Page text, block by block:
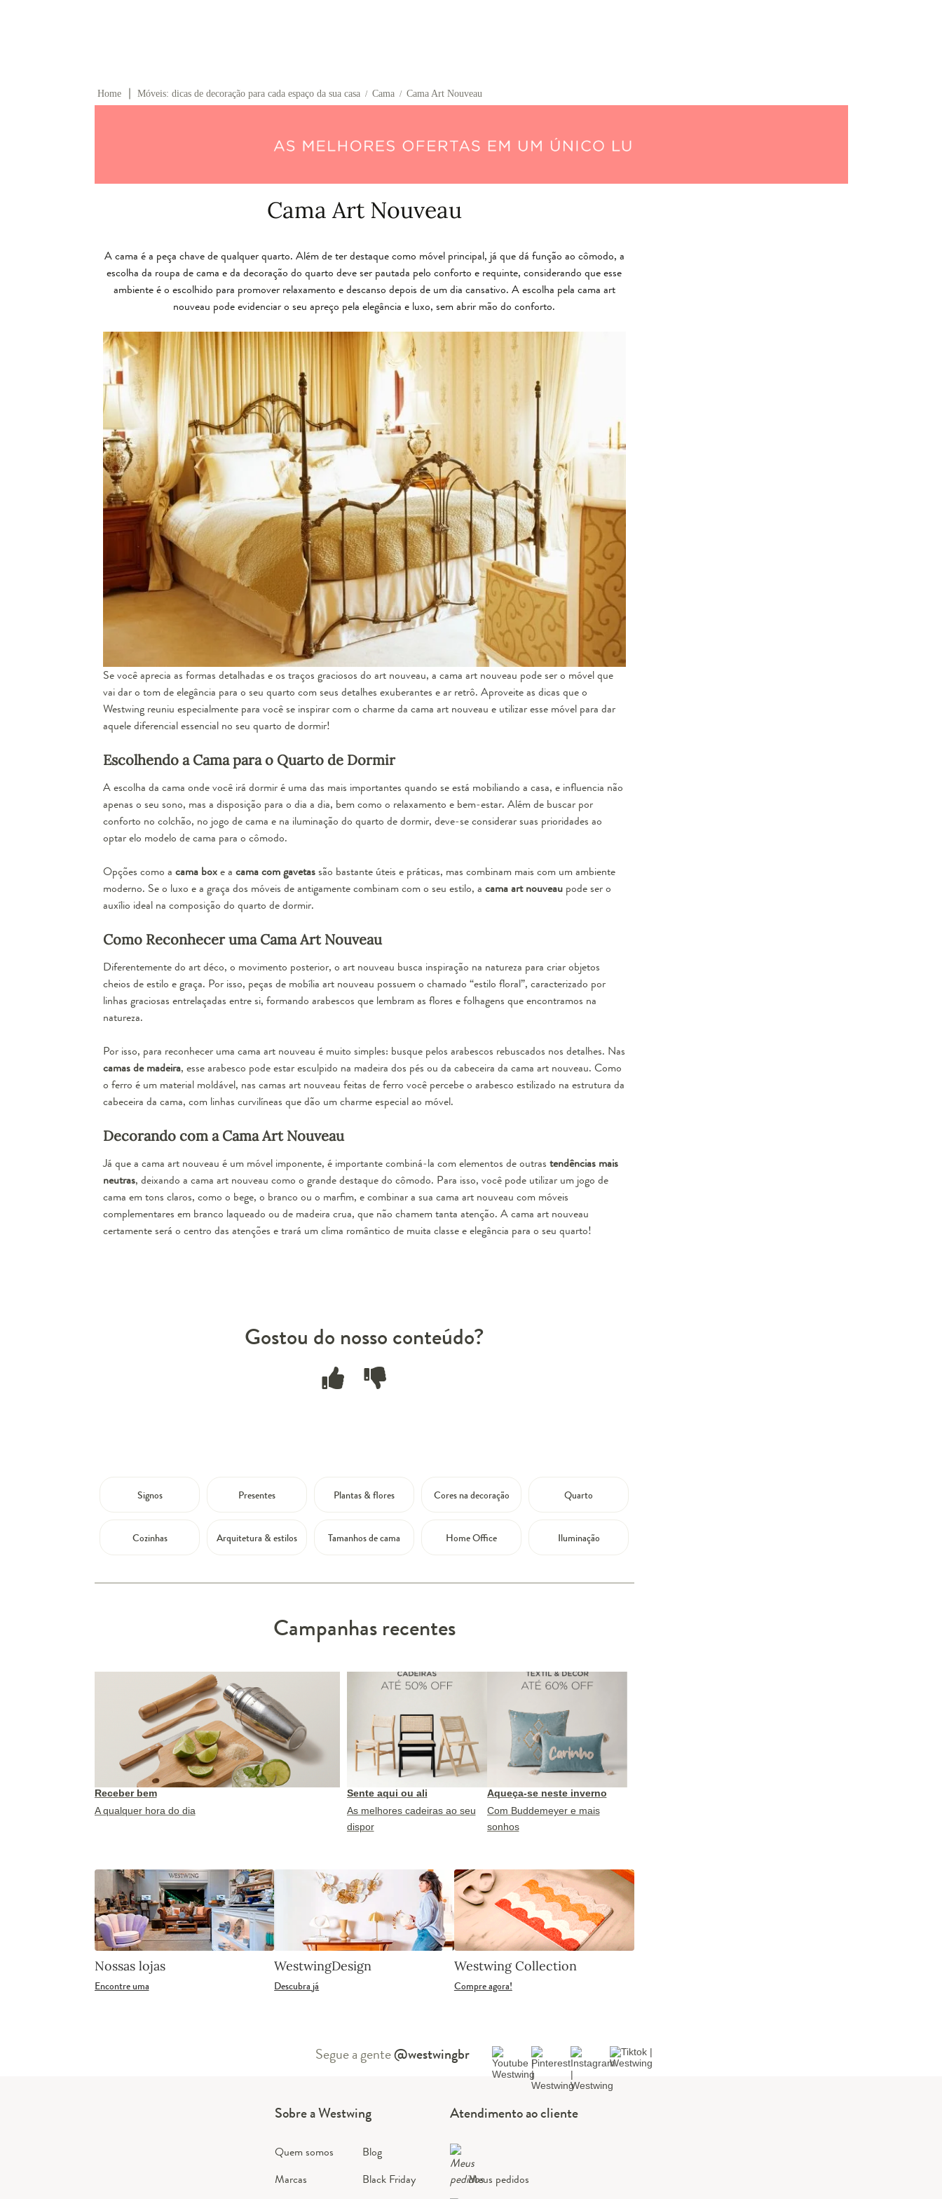
Home Móveis: dicas de decoração para cada espaço da sua casa / Cama / Cama Art Nouveau
Cama Art Nouveau
A cama é a peça chave de qualquer quarto. Além de ter destaque como móvel principal, já que dá função ao cômodo, a
escolha da roupa de cama e da decoração do quarto deve ser pautada pelo conforto e requinte, considerando que esse
ambiente é o escolhido para promover relaxamento e descanso depois de um dia cansativo. A escolha pela cama art
nouveau pode evidenciar o seu apreço pela elegância e luxo, sem abrir mão do conforto.
Se você aprecia as formas detalhadas e os traços graciosos do art nouveau, a cama art nouveau pode ser o móvel que
vai dar o tom de elegância para o seu quarto com seus detalhes exuberantes e ar retrô. Aproveite as dicas que o
Westwing reuniu especialmente para você se inspirar com o charme da cama art nouveau e utilizar esse móvel para dar
aquele diferencial essencial no seu quarto de dormir!
Escolhendo a Cama para o Quarto de Dormir
Aescolha da cama onde você irá dormir é uma das mais importantes quando se está mobiliando a casa, e influencia não
apenas o seu sono, mas a disposição para o dia a dia, bem como o relaxamento e bem-estar. Além de buscar por
conforto no colchão, no jogo de cama e na iluminação do quarto de dormir, deve-se considerar suas prioridades ao
optar elo modelo de cama para o cômodo.
Opções como a cama boxe a cama com gavetassão bastante úteis e práticas, mas combinam mais com um ambiente
moderno. Se o luxo e a graça dos móveis de antigamente combinam com o seu estilo, a cama art nouveaupode ser o
auxílio ideal na composição do quarto de dormir.
Como Reconhecer uma Cama Art Nouveau
Diferentemente do art déco, o movimento posterior, o art nouveau busca inspiração na natureza para criar objetos
cheios de estilo e graça. Por isso, peças de mobília art nouveau possuem o chamado “estilo floral”, caracterizado por
linhas graciosas entrelaçadas entre si, formando arabescos que lembram as flores e folhagens que encontramos na
natureza.
Por isso, para reconhecer uma cama art nouveau é muito simples: busque pelos arabescos rebuscados nos detalhes. Nas
camas de madeira, esse arabesco pode estar esculpido na madeira dos pés ou da cabeceira da cama art nouveau. Como
o ferro é um material moldável, nas camas art nouveau feitas de ferro você percebe o arabesco estilizado na estrutura da
cabeceira da cama, com linhas curvilíneas que dão um charme especial ao móvel.
Decorando com a Cama Art Nouveau
Já que a cama art nouveau é um móvel imponente, é importante combiná-la com elementos de outras tendências mais
neutras, deixando a cama art nouveau como o grande destaque do cômodo. Para isso, você pode utilizar um jogo de
cama em tons claros, como o bege, o branco ou o marfim, e combinar a sua cama art nouveau com móveis
complementares em branco laqueado ou de madeira crua, que não chamem tanta atenção. A cama art nouveau
certamente será o centro das atenções e trará um clima romântico de muita classe e elegância para o seu quarto!
Gostou do nosso conteúdo?
Signos Presentes Plantas & flores Cores na decoração Quarto
Cozinhas Arquitetura & estilos Tamanhos de cama Home Office Iluminação
Campanhas recentes
Receber bem
A qualquer hora do dia
Sente aqui ou ali
As melhores cadeiras ao seu
dispor
Aqueça-se neste inverno
Com Buddemeyer e mais
sonhos
Nossas lojas
Encontre uma
WestwingDesign
Descubra já
Westwing Collection
Compre agora!
Segue a gente@westwingbr
Sobre a Westwing
Quem somos
Marcas
Blog
Black Friday
Atendimento ao cliente
Meus pedidos